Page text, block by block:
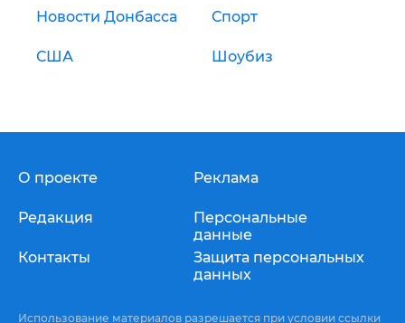
Новости Донбасса Спорт
США Шоубиз
О проекте
Редакция
Контакты
Реклама
Персональные
данные
Защита персональных
данных
Использование материалов разрешается при условии ссылки